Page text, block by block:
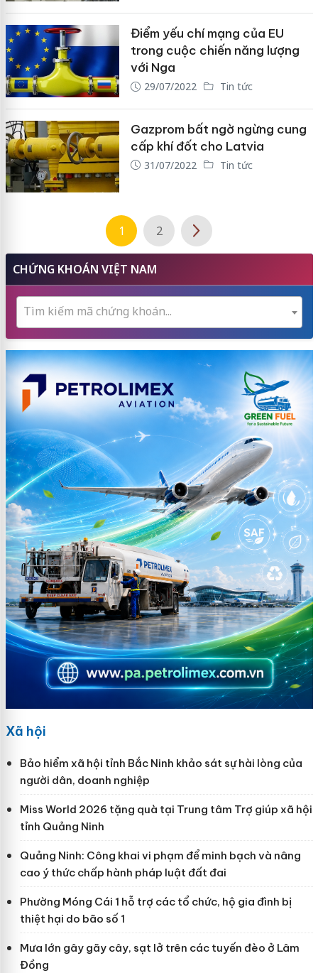
Điểm yếu chí mạng của EU
trong cuộc chiến năng lượng
với Nga
29/07/2022 Tin tức
Gazprom bất ngờ ngừng cung
cấp khí đốt cho Latvia
31/07/2022 Tin tức
1 2
CHỨNG KHOÁN VIỆT NAM
Tìm kiếm mã chứng khoán...
Xã hội
Bảo hiểm xã hội tỉnh Bắc Ninh khảo sát sự hài lòng của
người dân, doanh nghiệp
Miss World 2026 tặng quà tại Trung tâm Trợ giúp xã hội
tỉnh Quảng Ninh
Quảng Ninh: Công khai vi phạm để minh bạch và nâng
cao ý thức chấp hành pháp luật đất đai
Phường Móng Cái 1 hỗ trợ các tổ chức, hộ gia đình bị
thiệt hại do bão số 1
Mưa lớn gây gãy cây, sạt lở trên các tuyến đèo ở Lâm
Đồng